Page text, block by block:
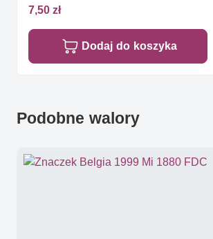
7,50 zł
Dodaj do koszyka
Podobne walory